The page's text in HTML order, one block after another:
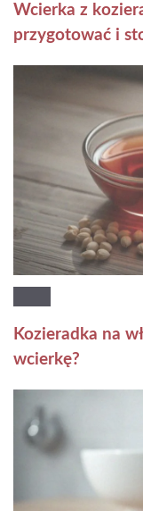
Wcierka z
przygotować i
Kozieradka na
wcierkę?